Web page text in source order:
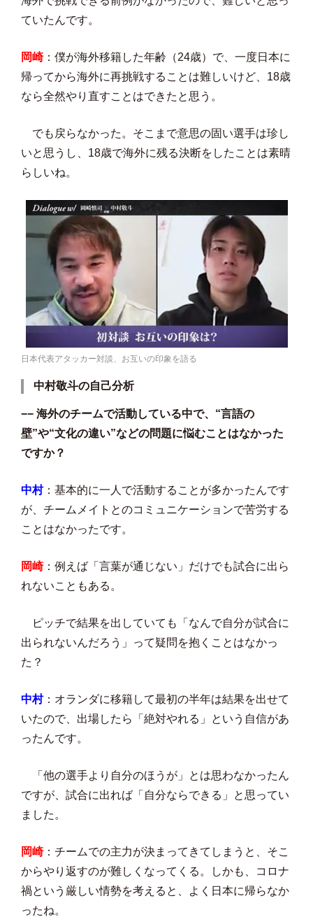
ていたんです。
岡崎：僕が海外移籍した年齢（24歳）で、一度日本に
帰ってから海外に再挑戦することは難しいけど、18歳
なら全然やり直すことはできたと思う。
でも戻らなかった。そこまで意思の固い選手は珍し
いと思うし、18歳で海外に残る決断をしたことは素晴
らしいね。
日本代表アタッカー対談、お互いの印象を語る
中村敬斗の自己分析
−− 海外のチームで活動している中で、“言語の
壁”や“文化の違い”などの問題に悩むことはなかった
ですか？
中村：基本的に一人で活動することが多かったんです
が、チームメイトとのコミュニケーションで苦労する
ことはなかったです。
岡崎：例えば「言葉が通じない」だけでも試合に出ら
れないこともある。
ピッチで結果を出していても「なんで自分が試合に
出られないんだろう」って疑問を抱くことはなかっ
た？
中村：オランダに移籍して最初の半年は結果を出せて
いたので、出場したら「絶対やれる」という自信があ
ったんです。
「他の選手より自分のほうが」とは思わなかったん
ですが、試合に出れば「自分ならできる」と思ってい
ました。
岡崎：チームでの主力が決まってきてしまうと、そこ
からやり返すのが難しくなってくる。しかも、コロナ
禍という厳しい情勢を考えると、よく日本に帰らなか
ったね。